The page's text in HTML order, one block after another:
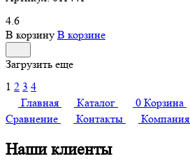
4.6
В корзину В корзине
Загрузить еще
1 2 3 4
Главная
Каталог 0 Корзина
Сравнение
Контакты Компания
Наши клиенты